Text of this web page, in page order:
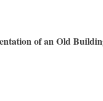
of an Old